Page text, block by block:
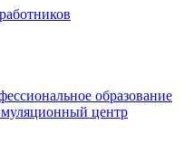
образование
центр